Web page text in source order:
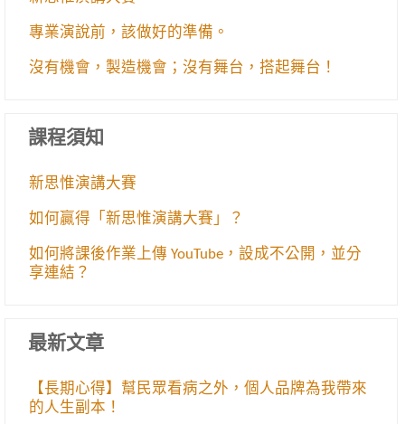
專業演說前，該做好的準備。
沒有機會，製造機會；沒有舞台，搭起舞台！
課程須知
新思惟演講大賽
如何贏得「新思惟演講大賽」？
如何將課後作業上傳 YouTube，設成不公開，並分
享連結？
最新文章
【長期心得】幫民眾看病之外，個人品牌為我帶來
的人生副本！